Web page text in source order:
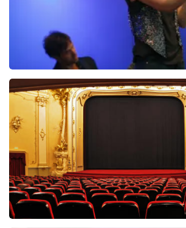
Beste Hennyvan, Bedankt voor het
review op onze website. Uw feedback
belangrijk. U helpt ons zo onze
verbeteren en ook helpt u andere
het maken van een beslissing. Wij
gelezen en willen er graag op
onze tickets soms duurder zijn dan bij
punt. Wij maken gebruik van dynamic
van vraag en aanbod zoals ook
vliegindustrie. Ook ticketmaster
van bij haar platinum tickets. Wij
feit dat wij een wederverkoper zijn erg
website. Onder andere met de
de pagina waar de klant op landt: De
wederverkooptickets kunnen hoger
nominale waarde. Ook noemen wij de
bij onze prijs en ook nog eens in de
dus niet te missen. En verder
Ilse DeLange
BEKIJKEN